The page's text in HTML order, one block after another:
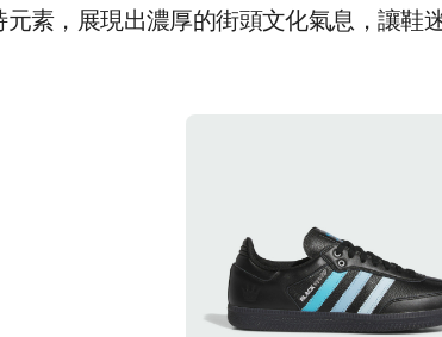
元素，展現出濃厚的街頭文化氣息，讓鞋